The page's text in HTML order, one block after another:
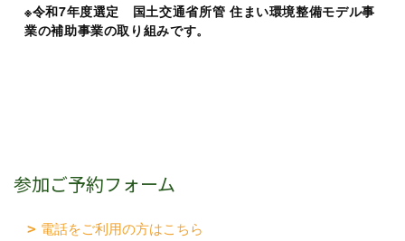
※令和7年度選定 国土交通省所管 住まい環境整備モデル事
業の補助事業の取り組みです。
参加ご予約フォーム
電話をご利用の方はこちら